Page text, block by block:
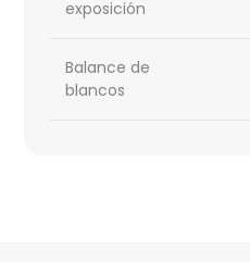
exposición
Balance de
blancos